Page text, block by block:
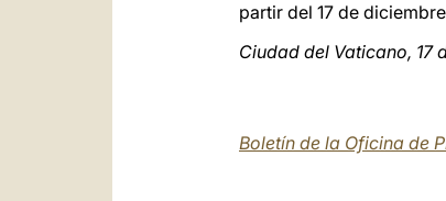
partir del 17 de
Ciudad del Vaticano, 17
Boletín de la Oficina de